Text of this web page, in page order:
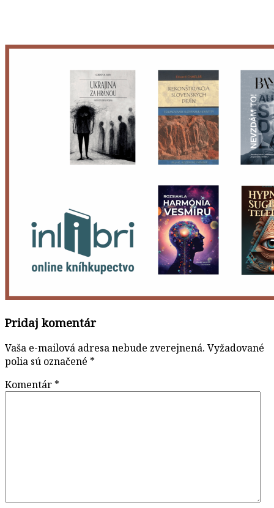
Pridaj komentár
Vaša e-mailová adresa nebude zverejnená. Vyžadované
polia sú označené *
Komentár *